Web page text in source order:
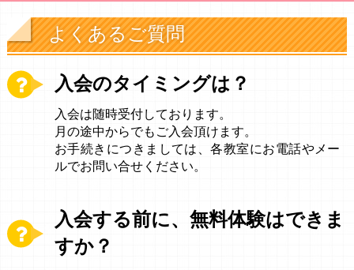
よくあるご質問
入会のタイミングは？
入会は随時受付しております。
月の途中からでもご入会頂けます。
お手続きにつきましては、各教室にお電話やメー
ルでお問い合せください。
入会する前に、無料体験はできま
すか？